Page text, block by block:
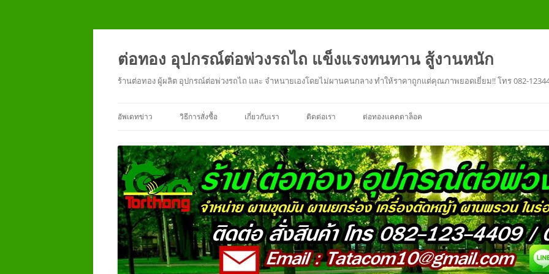
ข้าม
ยัง
เนื้อหา
ต่อทอง อุปกรณ์ต่อพ่วงรถไถ แข็งแรงทนทาน สู้งานหนัก
ร้านต่อทอง ผู้ผลิต อุปกรณ์ต่อพ่วงรถไถ และ จำหนายเองโดยไม่ผานคนกลาง ทำให้ราคาถูกแต่คุณภาพยอดเยี่ยม!! โทร 082-
อัพเดทข่าว วิธีการสั่งซื้อ เกี่ยวกับเรา ติดต่อเรา ต่อทองแคดตาล็อค